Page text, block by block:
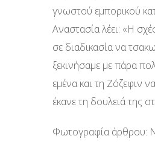
γνωστού εμπορικού
Αναστασία λέει: «Η
σε διαδικασία να
ξεκινήσαμε με πάρα
εμένα και τη Ζόζεφιν
έκανε τη δουλειά της
Φωτογραφία άρθρου: